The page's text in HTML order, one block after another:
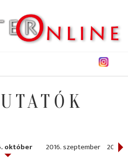
október 2016. szeptember 2016.